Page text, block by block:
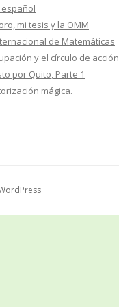
español
mi tesis y la OMM
de Matemáticas
y el círculo de acción
por Quito, Parte 1
mágica.